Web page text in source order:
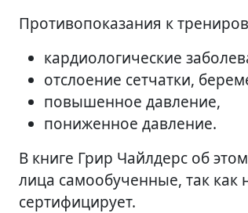
Противопоказания к
кардиологические
отслоение сетчатки,
повышенное давление,
пониженное давление.
В книге Грир Чайлдерс об
лица самообученные, так
сертифицирует.